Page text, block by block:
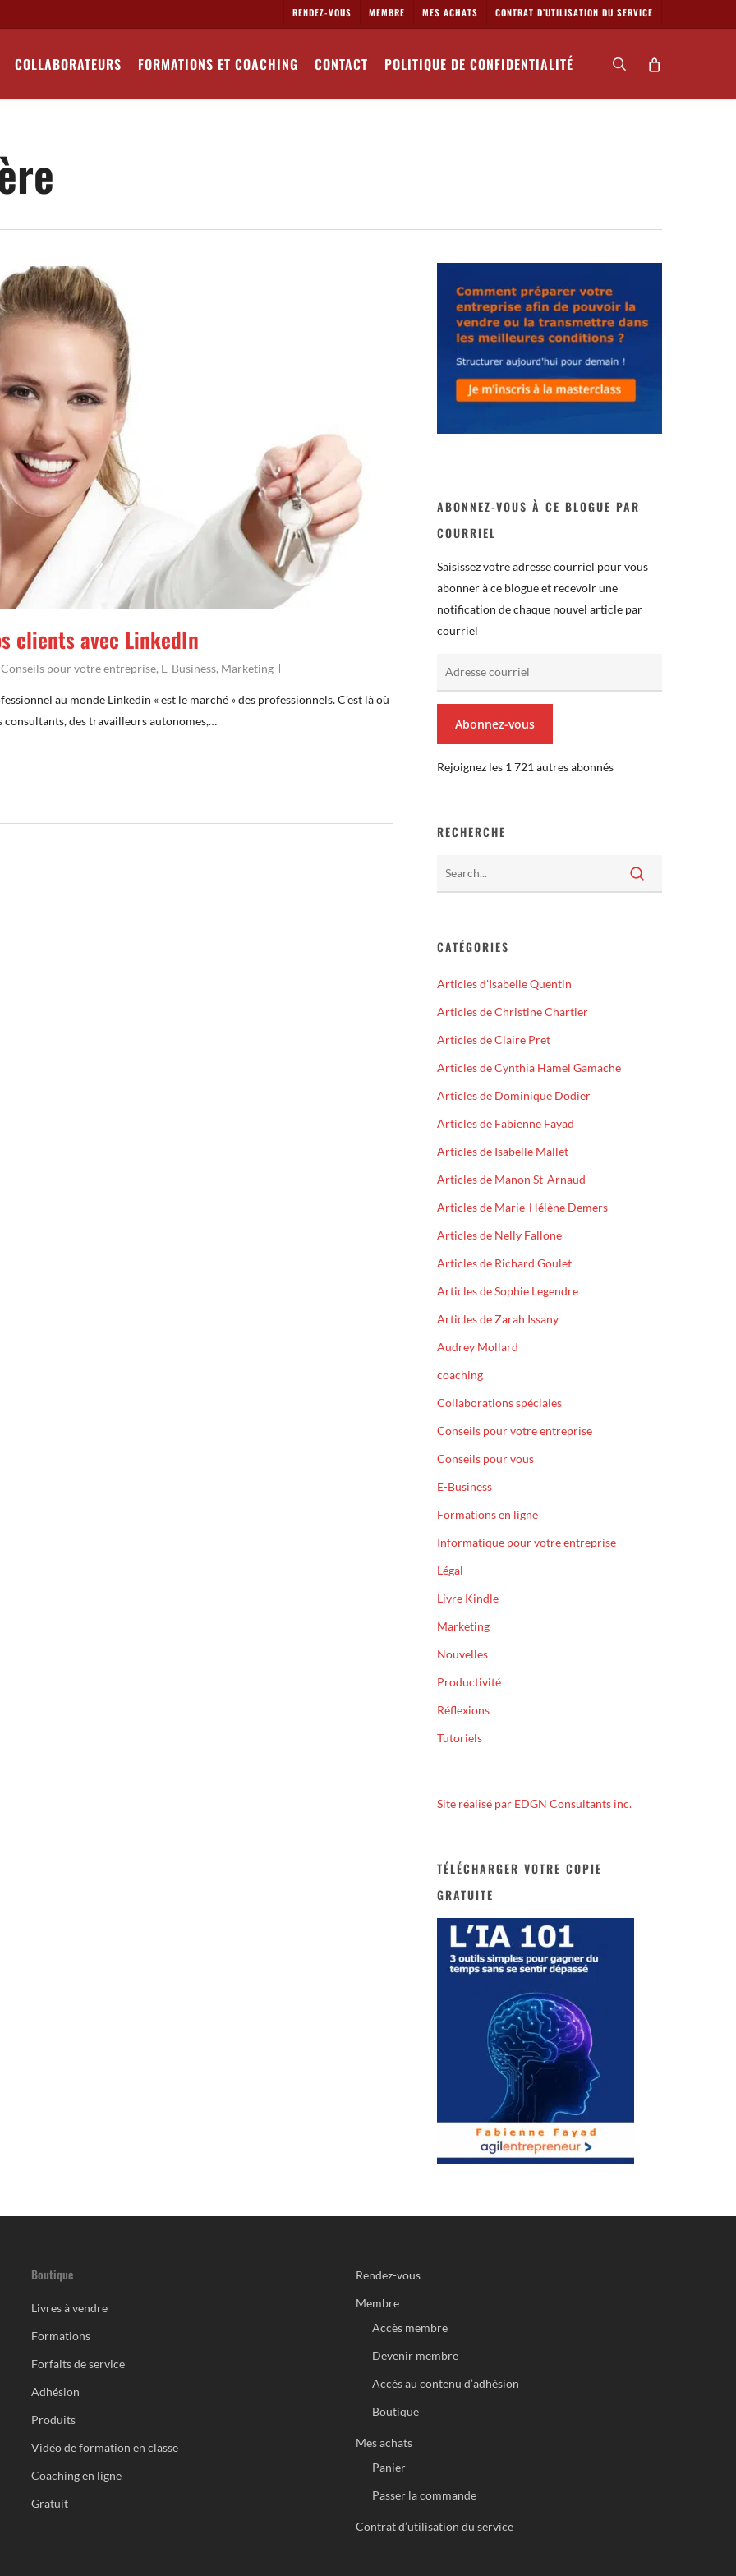
RENDEZ-VOUS MEMBRE MES ACHATS CONTRAT D’UTILISATION DU SERVICE
COLLABORATEURS FORMATIONS ET COACHING CONTACT POLITIQUE DE CONFIDENTIALITÉ search
clients avec LinkedIn
Conseils pour votre entreprise, E-Business, Marketing
au monde Linkedin « est le marché » des professionnels. C’est là où
consultants, des travailleurs autonomes,…
ABONNEZ-VOUS À CE BLOGUE PAR
COURRIEL
Saisissez votre adresse courriel pour vous
abonner à ce blogue et recevoir une
notification de chaque nouvel article par
courriel
Abonnez-vous
Rejoignez les 1 721 autres abonnés
RECHERCHE
CATÉGORIES
Articles d'Isabelle Quentin
Articles de Christine Chartier
Articles de Claire Pret
Articles de Cynthia Hamel Gamache
Articles de Dominique Dodier
Articles de Fabienne Fayad
Articles de Isabelle Mallet
Articles de Manon St-Arnaud
Articles de Marie-Hélène Demers
Articles de Nelly Fallone
Articles de Richard Goulet
Articles de Sophie Legendre
Articles de Zarah Issany
Audrey Mollard
coaching
Collaborations spéciales
Conseils pour votre entreprise
Conseils pour vous
E-Business
Formations en ligne
Informatique pour votre entreprise
Légal
Livre Kindle
Marketing
Nouvelles
Productivité
Réflexions
Tutoriels
Site réalisé par EDGN Consultants inc.
TÉLÉCHARGER VOTRE COPIE
GRATUITE
Boutique
Livres à vendre
Formations
Forfaits de service
Adhésion
Produits
Vidéo de formation en classe
Coaching en ligne
Gratuit
Rendez-vous
Membre
Accès membre
Devenir membre
Accès au contenu d’adhésion
Boutique
Mes achats
Panier
Passer la commande
Contrat d’utilisation du service